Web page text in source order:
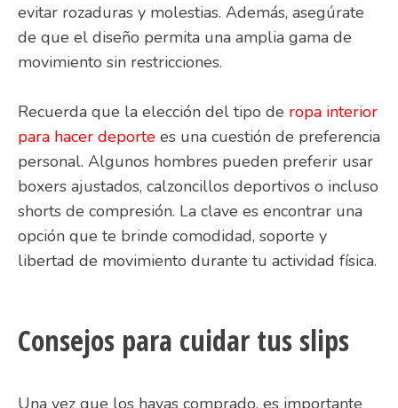
evitar rozaduras y molestias. Además, asegúrate
de que el diseño permita una amplia gama de
movimiento sin restricciones.
Recuerda que la elección del tipo de ropa interior
para hacer deporte es una cuestión de preferencia
personal. Algunos hombres pueden preferir usar
boxers ajustados, calzoncillos deportivos o incluso
shorts de compresión. La clave es encontrar una
opción que te brinde comodidad, soporte y
libertad de movimiento durante tu actividad física.
Consejos para cuidar tus slips
Una vez que los hayas comprado, es importante